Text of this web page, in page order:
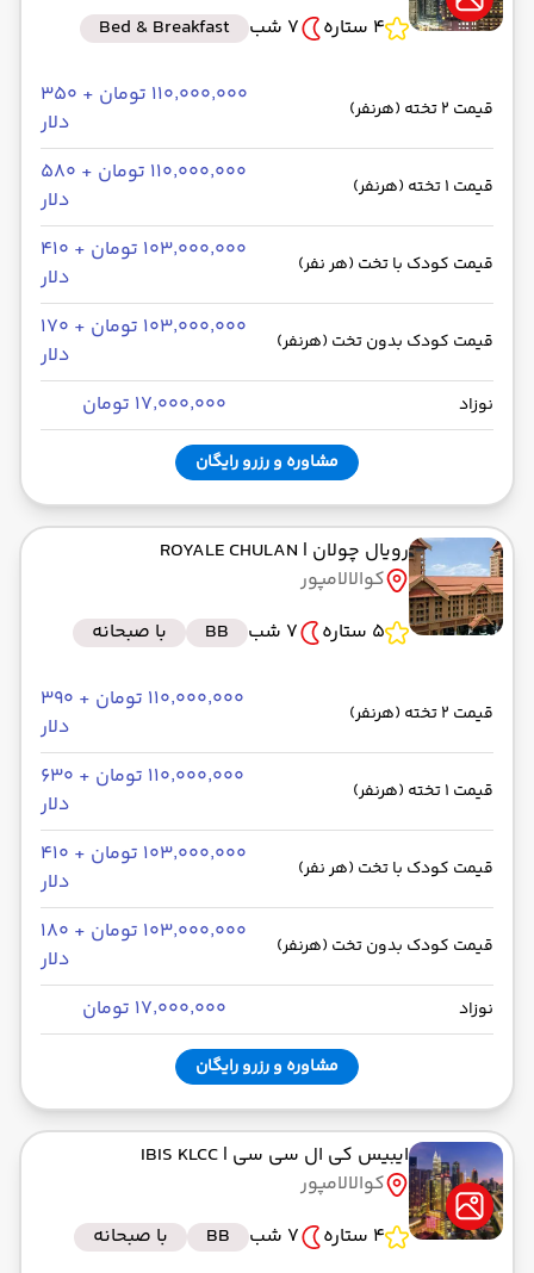
4 ستاره
7 شب Bed & Breakfast
قیمت 2 تخته (هرنفر)
۱۱۰٬۰۰۰٬۰۰۰ تومان + ۳۵۰
دلار
قیمت 1 تخته (هرنفر)
۱۱۰٬۰۰۰٬۰۰۰ تومان + ۵۸۰
دلار
قیمت کودک با تخت (هر نفر)
۱۰۳٬۰۰۰٬۰۰۰ تومان + ۴۱۰
دلار
قیمت کودک بدون تخت (هرنفر)
۱۰۳٬۰۰۰٬۰۰۰ تومان + ۱۷۰
دلار
نوزاد ۱۷٬۰۰۰٬۰۰۰ تومان
مشاوره و رزرو رایگان
رویال چولان | ROYALE CHULAN
کوالالامپور
5 ستاره
7 شب BB با صبحانه
قیمت 2 تخته (هرنفر)
۱۱۰٬۰۰۰٬۰۰۰ تومان + ۳۹۰
دلار
قیمت 1 تخته (هرنفر)
۱۱۰٬۰۰۰٬۰۰۰ تومان + ۶۳۰
دلار
قیمت کودک با تخت (هر نفر)
۱۰۳٬۰۰۰٬۰۰۰ تومان + ۴۱۰
دلار
قیمت کودک بدون تخت (هرنفر)
۱۰۳٬۰۰۰٬۰۰۰ تومان + ۱۸۰
دلار
نوزاد ۱۷٬۰۰۰٬۰۰۰ تومان
مشاوره و رزرو رایگان
ایبیس کی ال سی سی | IBIS KLCC
کوالالامپور
4 ستاره
7 شب BB با صبحانه